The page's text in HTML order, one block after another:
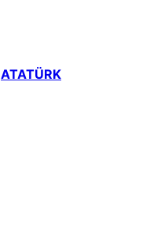
ATATÜRK